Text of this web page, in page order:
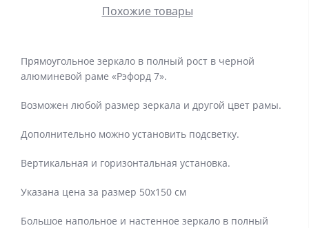
Похожие товары
Прямоугольное зеркало в полный рост в черной
алюминевой раме «Рэфорд 7».
Возможен любой размер зеркала и другой цвет рамы.
Дополнительно можно установить подсветку.
Вертикальная и горизонтальная установка.
Указана цена за размер 50х150 см
Большое напольное и настенное зеркало в полный